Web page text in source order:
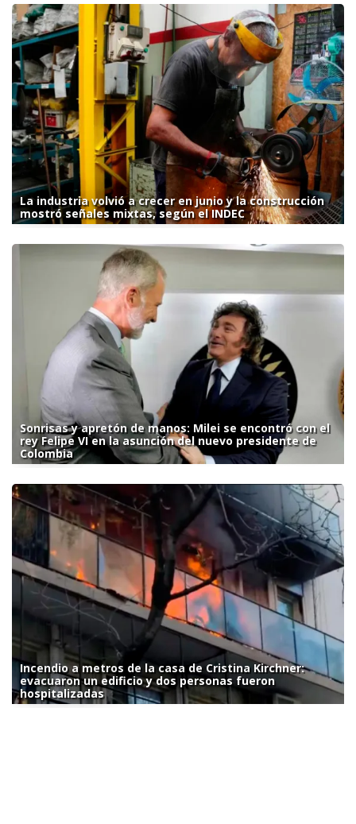
La industria volvió a crecer en junio y la construcción
mostró señales mixtas, según el INDEC
Sonrisas y apretón de manos: Milei se encontró con el
rey Felipe VI en la asunción del nuevo presidente de
Colombia
Incendio a metros de la casa de Cristina Kirchner:
evacuaron un edificio y dos personas fueron
hospitalizadas